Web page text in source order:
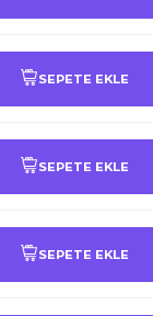
SEPETE EKLE
SEPETE EKLE
SEPETE EKLE